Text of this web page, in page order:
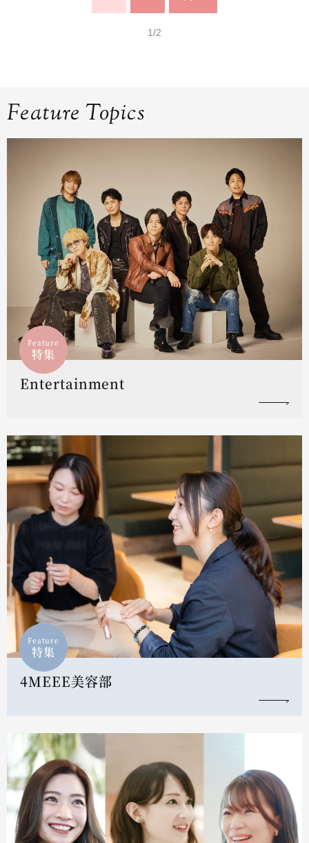
1/2
Feature Topics
Feature
特集
Entertainment
Feature
特集
4MEEE美容部